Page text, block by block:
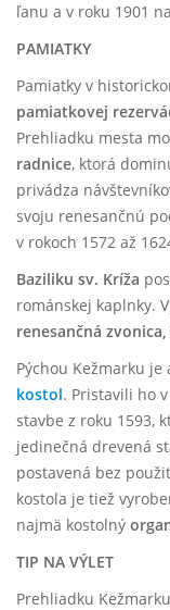
ľanu a v roku 1901
PAMIATKY
Pamiatky v
pamiatkovej
Prehliadku mesta
radnice, ktorá
privádza
svoju renesančnú
v rokoch 1572 až
Baziliku sv. Kríža
románskej kaplnky.
renesančná
Pýchou Kežmarku je
kostol. Pristavili ho
stavbe z roku 1593,
jedinečná drevená
postavená bez
kostola je tiež
najmä kostolný
TIP NA VÝLET
Prehliadku